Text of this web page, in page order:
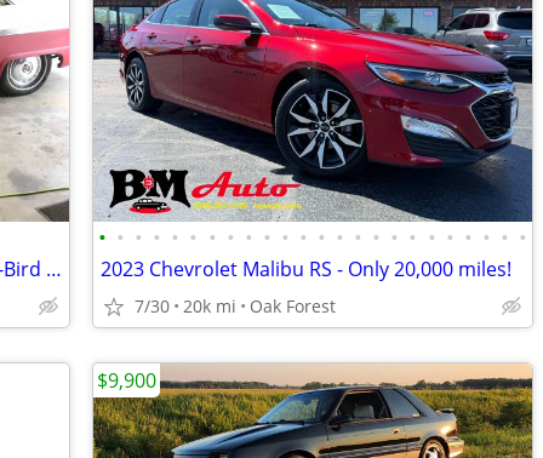
1956 Ford Fairlane Victoria All original T-Bird 312 Trade OK
• • • • • • • • • • • • • • • • • • • • • • • •
2023 Chevrolet Malibu RS - Only 20,000 miles!
7/30 20k mi Oak Forest
$9,900